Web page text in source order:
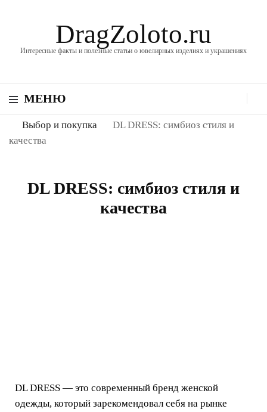
DragZoloto.ru
Интересные факты и полезные статьи о ювелирных изделиях и украшениях
МЕНЮ
Выбор и покупка
DL DRESS: симбиоз стиля и
качества
DL DRESS: симбиоз стиля и
качества
DL DRESS — это современный бренд женской
одежды, который зарекомендовал себя на рынке